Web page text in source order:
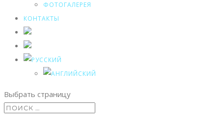
ФОТОГАЛЕРЕЯ
КОНТАКТЫ
Выбрать страницу